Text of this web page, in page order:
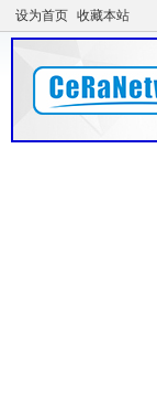
设为首页 收藏本站